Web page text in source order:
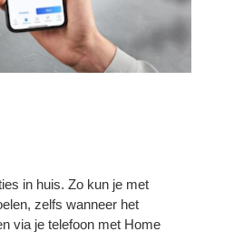
in huis. Zo kun je met
zelfs wanneer het
via je telefoon met Home